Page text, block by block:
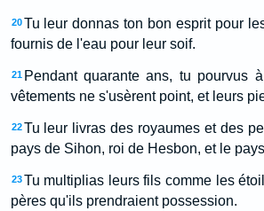
20 Tu leur donnas ton bon esprit pour
fournis de l'eau pour leur soif.
21 Pendant quarante ans, tu pourvus
vêtements ne s'usèrent point, et leurs
22 Tu leur livras des royaumes et des
pays de Sihon, roi de Hesbon, et le
23 Tu multiplias leurs fils comme les
pères qu'ils prendraient possession.